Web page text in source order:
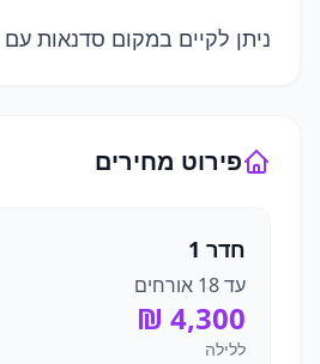
ניתן לקיים במקום סדנאות עם
פירוט מחירים
חדר 1
עד18 אורחים
ללילה